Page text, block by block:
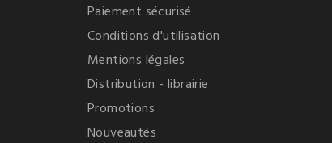
Paiement sécurisé
Conditions d'utilisation
Mentions légales
Distribution - librairie
Promotions
Nouveautés